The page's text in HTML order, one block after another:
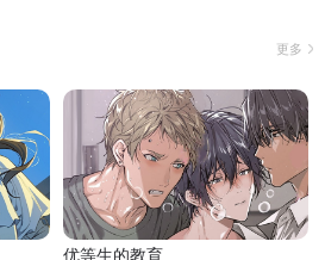
更多
优等生的教育